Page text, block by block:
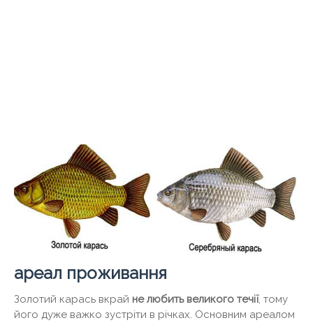
ареал проживання
Золотий карась вкрай не любить великого течії, тому
його дуже важко зустріти в річках. Основним ареалом